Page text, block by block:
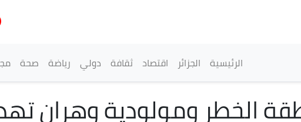
القائمة الرئيسية
الرئيسية الجزائر اقتصاد ثقافة دولي رياضة صحة
الخطر ومولودية وهران